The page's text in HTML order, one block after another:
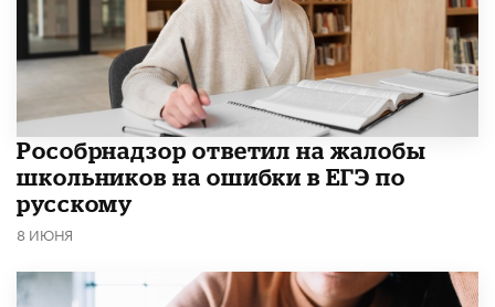
Рособрнадзор ответил на жалобы
школьников на ошибки в ЕГЭ по
русскому
8 ИЮНЯ